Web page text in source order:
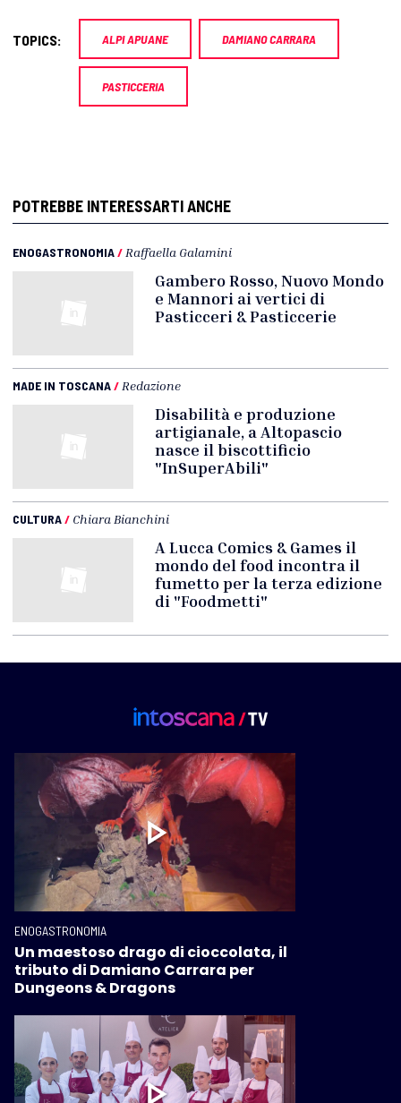
TOPICS: ALPI APUANE DAMIANO CARRARA
PASTICCERIA
POTREBBE INTERESSARTI ANCHE
ENOGASTRONOMIA/Raffaella Galamini
Gambero Rosso, Nuovo Mondo
e Mannori ai vertici di
Pasticceri & Pasticcerie
MADE IN TOSCANA/Redazione
Disabilità e produzione
artigianale, a Altopascio
nasce il biscottificio
"InSuperAbili"
CULTURA/ Chiara Bianchini
A Lucca Comics & Games il
mondo del food incontra il
fumetto per la terza edizione
di "Foodmetti"
ENOGASTRONOMIA
Un maestoso drago di cioccolata, il
tributo di Damiano Carrara per
Dungeons & Dragons